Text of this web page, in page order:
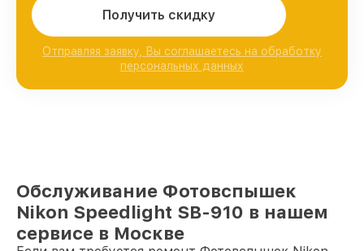
Получить скидку
Отправляя заявку, Вы соглашаетесь на обработку
персональных данных
Обслуживание Фотовспышек
Nikon Speedlight SB-910 в нашем
сервисе в Москве